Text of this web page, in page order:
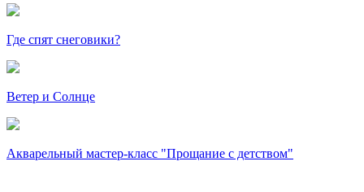
Где спят снеговики?
Ветер и Солнце
Акварельный мастер-класс "Прощание с детством"